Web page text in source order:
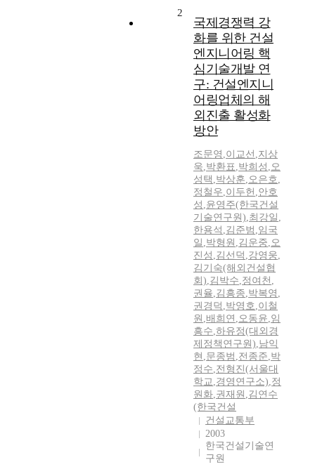
2
국제경쟁력 강
화를 위한 건설
엔지니어링 핵
심기술개발 연
구: 건설엔지니
어링업체의 해
외진출 활성화
방안
조문영 ,이교선 ,지상
욱,박환표,박희성 ,오
성택 ,박상훈,오은호,
정철우,이두헌 ,안호
성 ,윤영주(한국건설
기술연구원),최강일 ,
한용석 ,김준범 ,임국
일 ,박형원 ,김운중,오
진성 ,김선덕 ,강영웅,
김기숙(해외건설협
회),김박수,정여천 ,
권율,김흥종,박복영 ,
권경덕 ,박영호,이철
원 ,배희연 ,오동윤,임
흥수,하유정(대외경
제정책연구원),남익
현 ,문종범 ,전종준,박
정수,전형진(서울대
학교,경영연구소),정
원화,권재원 ,김연수
(한국건설
건설교통부
2003
한국건설기술연
구원